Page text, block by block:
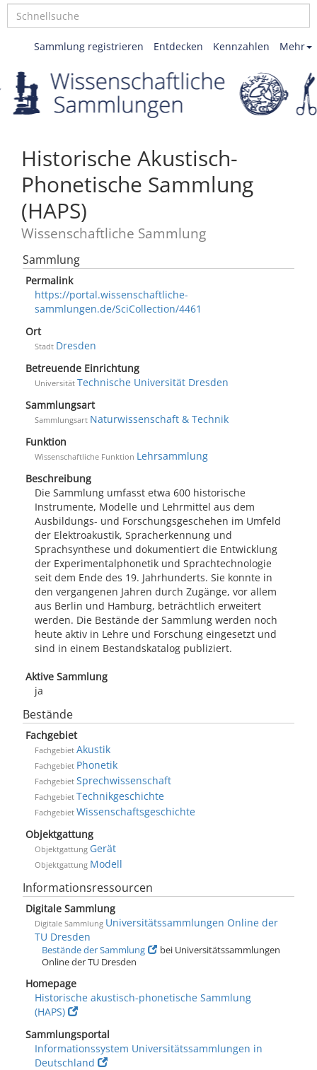
Mehr
Kennzahlen
Entdecken
Sammlung registrieren
Historische Akustisch-
Phonetische Sammlung
(HAPS)
Wissenschaftliche Sammlung
Sammlung
Permalink
https://portal.wissenschaftliche-
sammlungen.de/SciCollection/4461
Ort
Stadt Dresden
Betreuende Einrichtung
Universität Technische Universität Dresden
Sammlungsart
Sammlungsart Naturwissenschaft & Technik
Funktion
Wissenschaftliche Funktion Lehrsammlung
Beschreibung
Die Sammlung umfasst etwa 600 historische
Instrumente, Modelle und Lehrmittel aus dem
Ausbildungs- und Forschungsgeschehen im Umfeld
der Elektroakustik, Spracherkennung und
Sprachsynthese und dokumentiert die Entwicklung
der Experimentalphonetik und Sprachtechnologie
seit dem Ende des 19. Jahrhunderts. Sie konnte in
den vergangenen Jahren durch Zugänge, vor allem
aus Berlin und Hamburg, beträchtlich erweitert
werden. Die Bestände der Sammlung werden noch
heute aktiv in Lehre und Forschung eingesetzt und
sind in einem Bestandskatalog publiziert.
Aktive Sammlung
ja
Bestände
Fachgebiet
Fachgebiet Akustik
Fachgebiet Phonetik
Fachgebiet Sprechwissenschaft
Fachgebiet Technikgeschichte
Fachgebiet Wissenschaftsgeschichte
Objektgattung
Objektgattung Gerät
Objektgattung Modell
Informationsressourcen
Digitale Sammlung
Digitale Sammlung Universitätssammlungen Online der
TU Dresden
Bestände der Sammlung
bei Universitätssammlungen
Online der TU Dresden
Homepage
Historische akustisch-phonetische Sammlung
(HAPS)
Sammlungsportal
Informationssystem Universitätssammlungen in
Deutschland